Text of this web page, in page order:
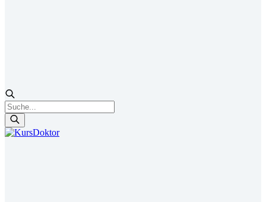
Products
search